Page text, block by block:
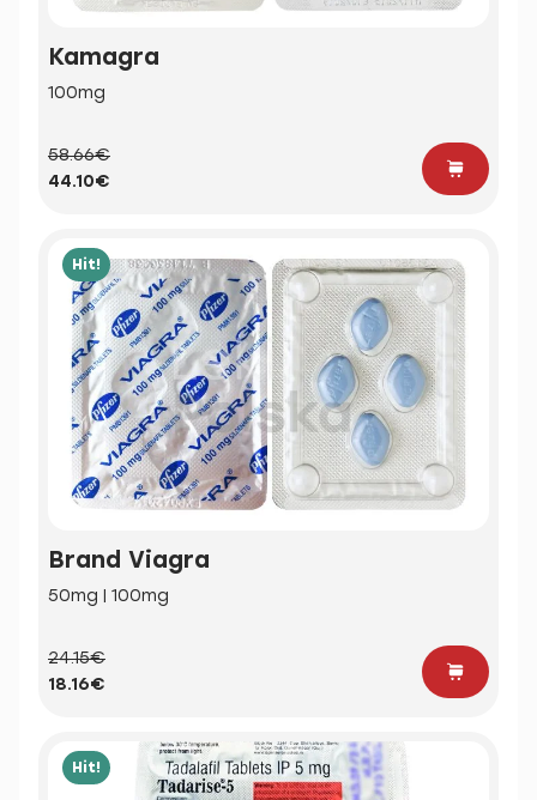
Kamagra
100mg
58.66€
44.10€
Hit!
Brand Viagra
50mg | 100mg
24.15€
18.16€
Hit!